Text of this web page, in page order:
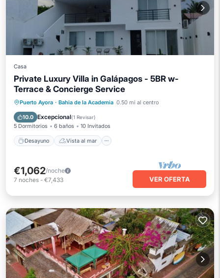
Casa
Private Luxury Villa in Galápagos - 5BR w-
Terrace & Concierge Service
Puerto Ayora · Bahia de la Academia 0.50 mi al centro
10.0 Excepcional(1 Revisar)
5 Dormitorios 6 baños 10 Invitados
Desayuno Vista al mar
Desayuno
Vista al mar
Balcón/Terraza
€1,062/noche
7 noches - €7,433 VER OFERTA